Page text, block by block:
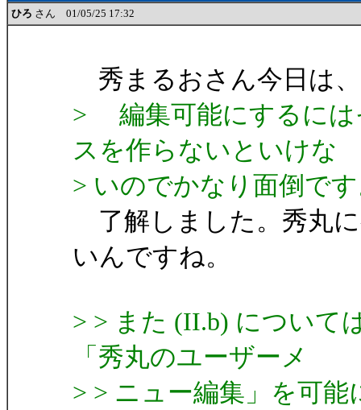
ひろ さん 01/05/25 17:32
秀まるおさん今日は
> 編集可能にするには
スを作らないといけな
> いのでかなり面倒で
了解しました。秀丸
いんですね。
> > また (II.b) について
「秀丸のユーザーメ
> > ニュー編集」を可